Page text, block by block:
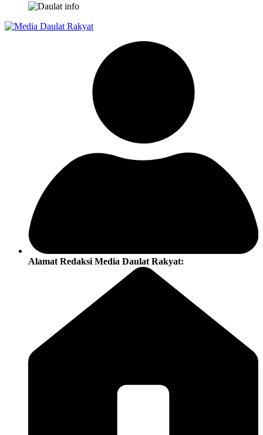
Alamat Redaksi Media Daulat Rakyat: